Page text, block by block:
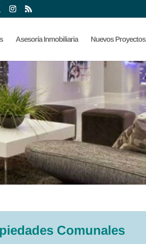
Asesoría Inmobiliaria Nuevos Proyectos
Comunales